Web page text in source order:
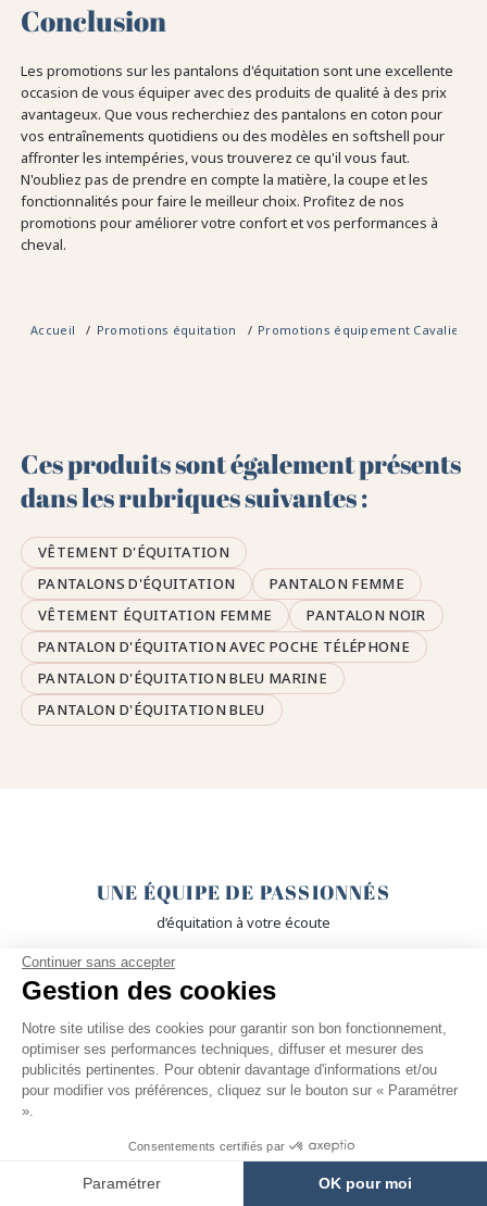
Continuer sans accepter
Gestion des cookies
Notre site utilise des cookies pour garantir son bon fonctionnement,
optimiser ses performances techniques, diffuser et mesurer des
publicités pertinentes. Pour obtenir davantage d'informations et/ou
pour modifier vos préférences, cliquez sur le bouton sur « Paramétrer
».
Consentements certifiés par
Paramétrer OK pour moi
Conclusion
Les promotions sur les pantalons d'équitation sont une excellente
occasion de vous équiper avec des produits de qualité à des prix
avantageux. Que vous recherchiez des pantalons en coton pour
vos entraînements quotidiens ou des modèles en softshell pour
affronter les intempéries, vous trouverez ce qu'il vous faut.
N'oubliez pas de prendre en compte la matière, la coupe et les
fonctionnalités pour faire le meilleur choix. Profitez de nos
promotions pour améliorer votre confort et vos performances à
cheval.
Accueil Promotions équitation Promotions équipement Cavalier
Ces produits sont également présents
dans les rubriques suivantes :
VÊTEMENT D'ÉQUITATION
PANTALONS D'ÉQUITATION
PANTALON FEMME
VÊTEMENT ÉQUITATION FEMME
PANTALON NOIR
PANTALON D'ÉQUITATION AVEC POCHE TÉLÉPHONE
PANTALON D'ÉQUITATION BLEU MARINE
PANTALON D'ÉQUITATION BLEU
UNE ÉQUIPE DE PASSIONNÉS
d’équitation à votre écoute
🙌
RETOURS FACILES
30 jours pour changer d’avis
PAIEMENTS SÉCURISÉS